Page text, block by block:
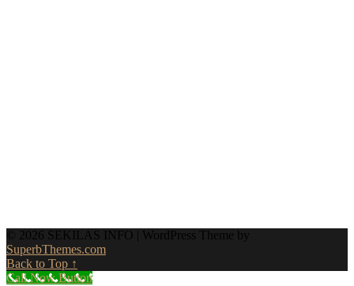
© 2026 SEKILAS INFO
| WordPress Theme by
SuperbThemes.com
Back to Top ↑
Call Now Button